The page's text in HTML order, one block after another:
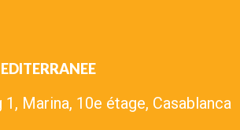
Marina, 10e étage, Casablanca